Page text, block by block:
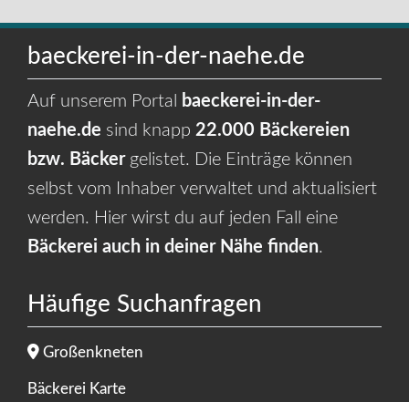
baeckerei-in-der-naehe.de
Auf unserem Portal
baeckerei-in-der-
naehe.de sind knapp 22.000 Bäckereien
bzw. Bäckergelistet. Die Einträge können
selbst vom Inhaber verwaltet und aktualisiert
werden. Hier wirst du auf jeden Fall eine
Bäckerei auch in deiner Nähe finden.
Häufige Suchanfragen
Großenkneten
Bäckerei Karte